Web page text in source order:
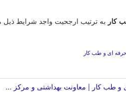
کار
ای و طب کار
و طب کار | معاونت بهداشتی و مرکز ...